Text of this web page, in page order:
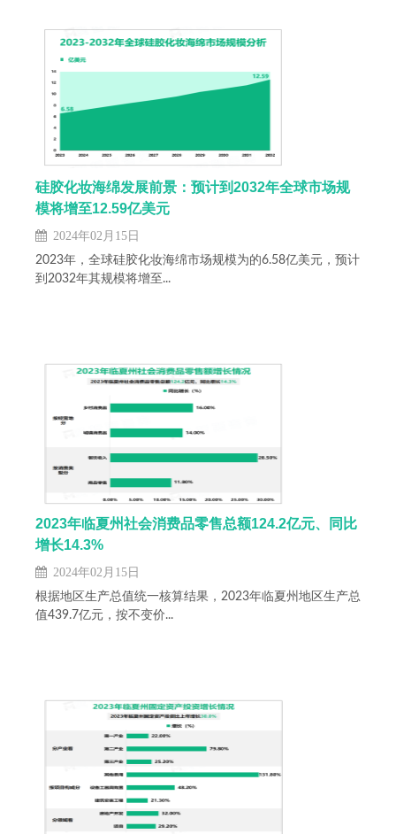
硅胶化妆海绵发展前景：预计到2032年全球市场规
模将增至12.59亿美元
2024年02月15日
2023年，全球硅胶化妆海绵市场规模为的6.58亿美元，预计
到2032年其规模将增至...
2023年临夏州社会消费品零售总额124.2亿元、同比
增长14.3%
2024年02月15日
根据地区生产总值统一核算结果，2023年临夏州地区生产总
值439.7亿元，按不变价...